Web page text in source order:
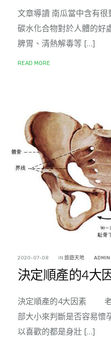
文章導讀 南瓜當中含有很
碳水化合物對於人體的好
脾胃、清熱解毒等 […]
READ MORE
2020-07-08 IN 旅遊天地 ADMIN
決定順產的4大
決定順產的4大因素 老
部大小來判斷是否容易懷
以喜歡的都是身壯 […]